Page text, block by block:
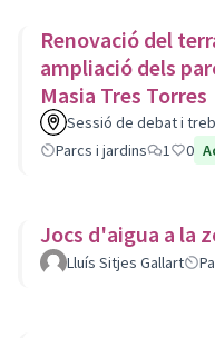
Renovació del
ampliació dels
Masia Tres Torres
Sessió de debat i
Parcs i jardins
1 0
Jocs d'aigua a la
Lluís Sitjes Gallart